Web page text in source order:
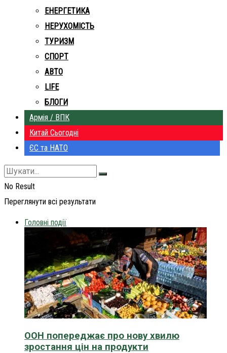
ЕНЕРГЕТИКА
НЕРУХОМІСТЬ
ТУРИЗМ
СПОРТ
АВТО
LIFE
БЛОГИ
Армія / ВПК
Китай Сьогодні
ЄС та НАТО
No Result
Переглянути всі результати
Головні події
ООН попереджає про нову хвилю
зростання цін на продукти